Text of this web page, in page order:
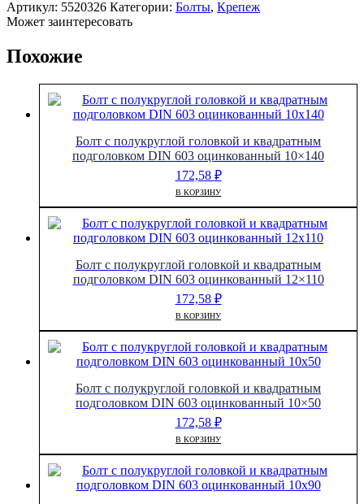
с
шестигранной
DIN
Артикул: 5520326 Категории: Болты, Крепеж
Может заинтересовать
Похожие
Болт с полукруглой головкой и квадратным
подголовком DIN 603 оцинкованный 10×140
172,58 ₽
В КОРЗИНУ
Болт с полукруглой головкой и квадратным
подголовком DIN 603 оцинкованный 12×110
172,58 ₽
В КОРЗИНУ
Болт с полукруглой головкой и квадратным
подголовком DIN 603 оцинкованный 10×50
172,58 ₽
В КОРЗИНУ